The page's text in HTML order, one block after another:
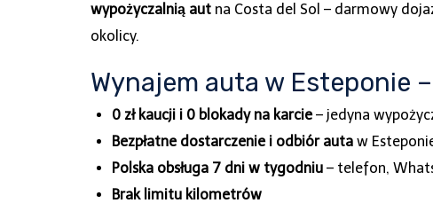
wypożyczalnią aut na Costa del Sol – darmowy
okolicy.
Wynajem auta w Esteponie
0 zł kaucji i 0 blokady na karcie– jedyna
Bezpłatne dostarczenie i odbiór auta w
Polska obsługa 7 dni w tygodniu – telefon,
Brak limitu kilometrów